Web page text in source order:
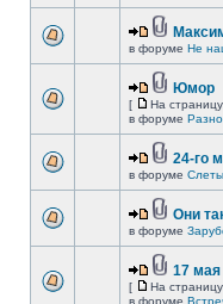
в форуме Не
Юмор
[ На
в форуме
24-го
в форуме
Они
в форуме
17
[ На
в форуме